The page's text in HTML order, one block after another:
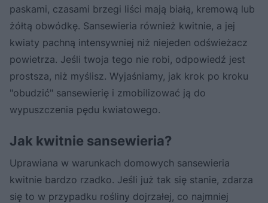
paskami, czasami brzegi liści mają białą, kremową lub
żółtą obwódkę. Sansewieria również kwitnie, a jej
kwiaty pachną intensywniej niż niejeden odświeżacz
powietrza. Jeśli twoja tego nie robi, odpowiedź jest
prostsza, niż myślisz. Wyjaśniamy, jak krok po kroku
"obudzić" sansewierię i zmobilizować ją do
wypuszczenia pędu kwiatowego.
Jak kwitnie sansewieria?
Uprawiana w warunkach domowych sansewieria
kwitnie bardzo rzadko. Jeśli już tak się stanie, zdarza
się to w przypadku rośliny dojrzałej, co najmniej